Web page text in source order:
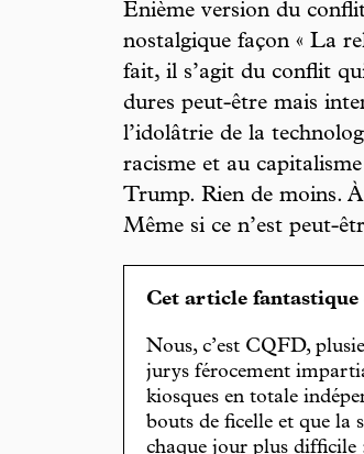
Énième version du
nostalgique façon « La
fait, il s’agit du conflit
dures peut-être mais
l’idolâtrie de la
racisme et au
Trump. Rien de moins.
Même si ce n’est peut-
Cet article fantastique
Nous, c’est CQFD,
jurys férocement
kiosques en totale
bouts de ficelle et que la
chaque jour plus difficile